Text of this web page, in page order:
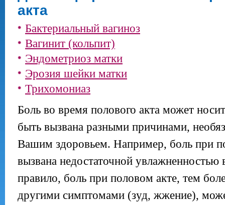
акта
Бактериальный вагиноз
Вагинит (кольпит)
Эндометриоз матки
Эрозия шейки матки
Трихомониаз
Боль во время полового акта может
быть вызвана разными причинами,
Вашим здоровьем. Например, боль при
вызвана недостаточной увлажненностью
правило, боль при половом акте, тем
другими симптомами (зуд, жжение),